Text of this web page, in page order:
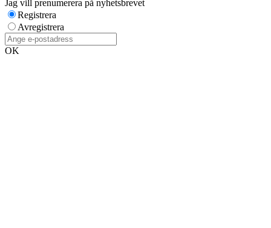
Jag vill prenumerera på nyhetsbrevet
Registrera
Avregistrera
OK